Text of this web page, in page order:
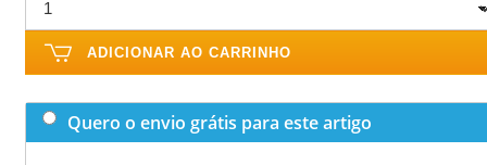
ADICIONAR AO CARRINHO
Quero o envio grátis para este artigo